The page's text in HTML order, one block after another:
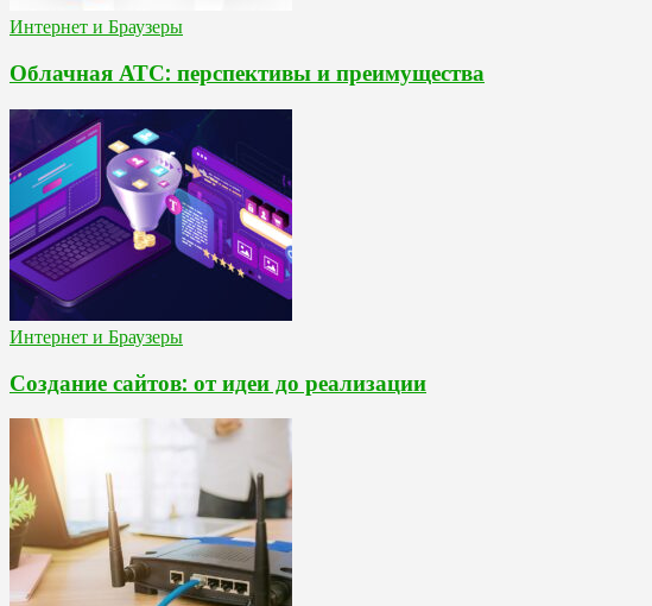
Интернет и Браузеры
Облачная АТС: перспективы и преимущества
Интернет и Браузеры
Создание сайтов: от идеи до реализации